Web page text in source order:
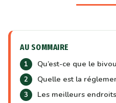
AU SOMMAIRE
Qu’est-ce que le
Quelle est la
Les meilleurs